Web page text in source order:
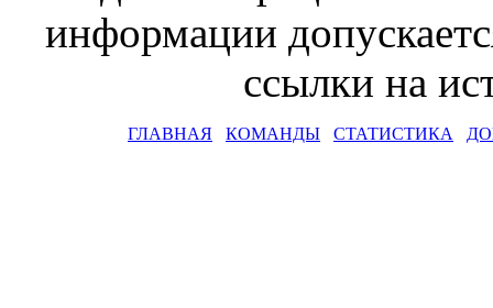
информации
ссылки на
ГЛАВНАЯ КОМАНДЫ СТАТИСТИКА